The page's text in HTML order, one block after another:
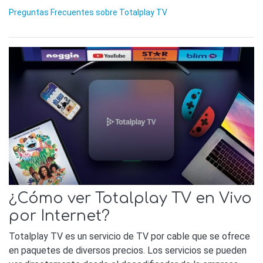
Preguntas Frecuentes sobre Totalplay TV
¿Cómo ver Totalplay TV en Vivo
por Internet?
Totalplay TV es un servicio de TV por cable que se ofrece
en paquetes de diversos precios. Los servicios se pueden